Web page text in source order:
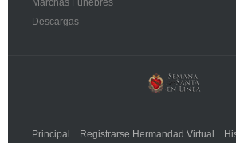
Marchas Fúnebres
Descargas
Principal Registrarse Hermandad Virtual